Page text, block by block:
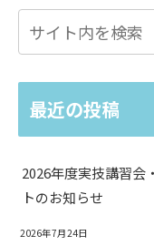
最近の投稿
2026年度実技講習会
トのお知らせ
2026年7月24日